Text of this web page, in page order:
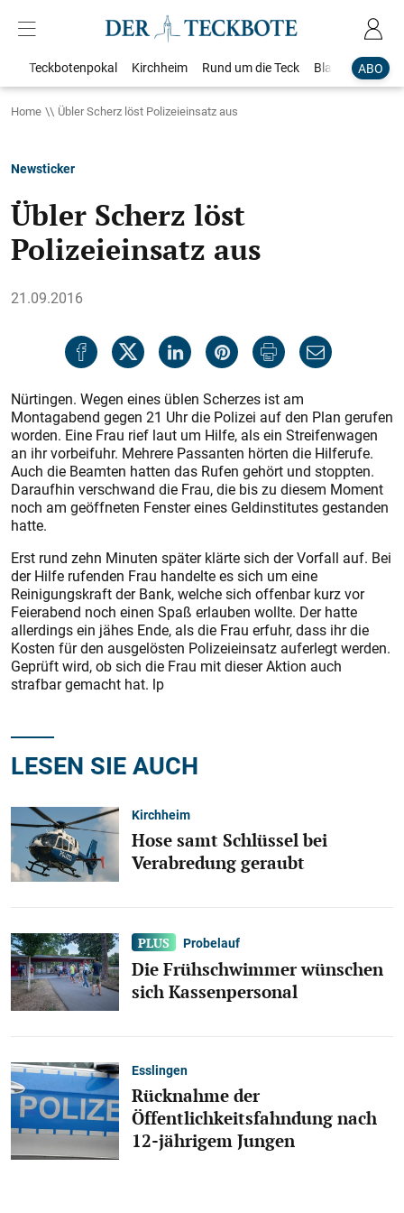
ABO
Teckbotenpokal Kirchheim Rund um die Teck Blaulicht
Home Übler Scherz löst Polizeieinsatz aus
Newsticker
Übler Scherz löst
Polizeieinsatz aus
21.09.2016
Nürtingen. Wegen eines üblen Scherzes ist am
Montagabend gegen 21 Uhr die Polizei auf den Plan gerufen
worden. Eine Frau rief laut um Hilfe, als ein Streifenwagen
an ihr vorbeifuhr. Mehrere Passanten hörten die Hilferufe.
Auch die Beamten hatten das Rufen gehört und stoppten.
Daraufhin verschwand die Frau, die bis zu diesem Moment
noch am geöffneten Fenster eines Geldinstitutes gestanden
hatte.
Erst rund zehn Minuten später klärte sich der Vorfall auf. Bei
der Hilfe rufenden Frau handelte es sich um eine
Reinigungskraft der Bank, welche sich offenbar kurz vor
Feierabend noch einen Spaß erlauben wollte. Der hatte
allerdings ein jähes Ende, als die Frau erfuhr, dass ihr die
Kosten für den ausgelösten Polizeieinsatz auferlegt werden.
Geprüft wird, ob sich die Frau mit dieser Aktion auch
strafbar gemacht hat. lp
LESEN SIE AUCH
Kirchheim
Hose samt Schlüssel bei
Verabredung geraubt
Probelauf
Die Frühschwimmer wünschen
sich Kassenpersonal
Esslingen
Rücknahme der
Öffentlichkeitsfahndung nach
12-jährigem Jungen